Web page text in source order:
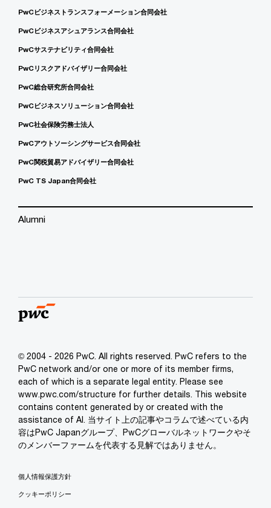
PwCビジネストランスフォーメーション合同会社
PwCビジネスアシュアランス合同会社
PwCサステナビリティ合同会社
PwCリスクアドバイザリー合同会社
PwC総合研究所合同会社
PwCビジネスソリューション合同会社
PwC社会保険労務士法人
PwCアウトソーシングサービス合同会社
PwC関税貿易アドバイザリー合同会社
PwC TS Japan合同会社
Alumni
© 2004 - 2026 PwC. All rights reserved. PwC refers to the
PwC network and/or one or more of its member firms,
each of which is a separate legal entity. Please see
www.pwc.com/structure for further details. This website
contains content generated by or created with the
assistance of AI. 当サイト上の記事やコラムで述べている内
容はPwC Japanグループ、PwCグローバルネットワークやそ
のメンバーファームを代表する見解ではありません。
個人情報保護方針
クッキーポリシー